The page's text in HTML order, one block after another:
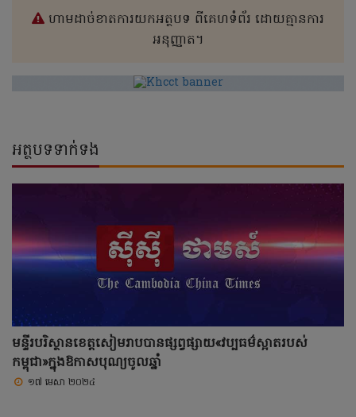
ហាមដាច់ខាតការយកអត្ថបទ ពីគេហទំព័រ ដោយគ្មានការ
អនុញ្ញាត។
អត្ថបទទាក់ទង
មន្ទីរបរិស្ថានខេត្តសៀមរាបបានផ្សព្វផ្សាយ«វប្បធម៌ស្អាតរបស់
កម្ពុជា»ក្នុងឱកាសបុណ្យចូលឆ្នាំ
១៧ មេសា ២០២៤